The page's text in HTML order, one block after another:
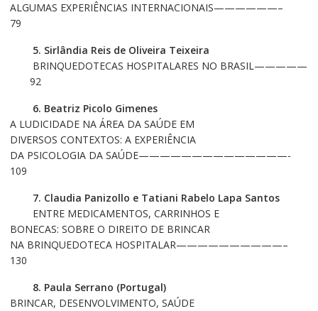
ALGUMAS EXPERIÊNCIAS INTERNACIONAIS——————–
79
5. Sirlândia Reis de Oliveira Teixeira
BRINQUEDOTECAS HOSPITALARES NO BRASIL—————
92
6. Beatriz Picolo Gimenes
A LUDICIDADE NA ÁREA DA SAÚDE EM
DIVERSOS CONTEXTOS: A EXPERIÊNCIA
DA PSICOLOGIA DA SAÚDE——————————————-
109
7. Claudia Panizollo e Tatiani Rabelo Lapa Santos
ENTRE MEDICAMENTOS, CARRINHOS E
BONECAS: SOBRE O DIREITO DE BRINCAR
NA BRINQUEDOTECA HOSPITALAR——————————–
130
8. Paula Serrano (Portugal)
BRINCAR, DESENVOLVIMENTO, SAÚDE